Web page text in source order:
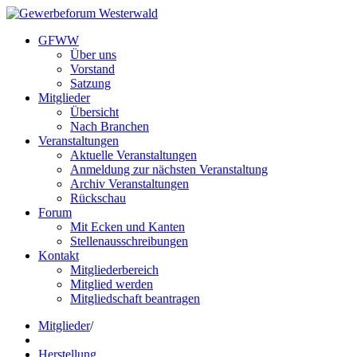
GFWW
Über uns
Vorstand
Satzung
Mitglieder
Übersicht
Nach Branchen
Veranstaltungen
Aktuelle Veranstaltungen
Anmeldung zur nächsten Veranstaltung
Archiv Veranstaltungen
Rückschau
Forum
Mit Ecken und Kanten
Stellenausschreibungen
Kontakt
Mitgliederbereich
Mitglied werden
Mitgliedschaft beantragen
Mitglieder/
Herstellung